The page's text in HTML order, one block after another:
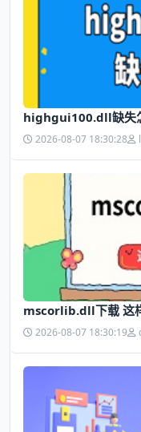
highgui100.dll缺失
2026-08-07 18:30:28
mscorlib.dll下载 这
2026-08-07 18:30:19